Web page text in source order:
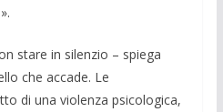
stare in si­lenzio – spiega
che accade. Le
di una violenza psicologica,